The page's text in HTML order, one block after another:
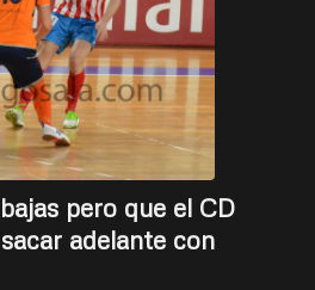
pero que el CD
adelante con